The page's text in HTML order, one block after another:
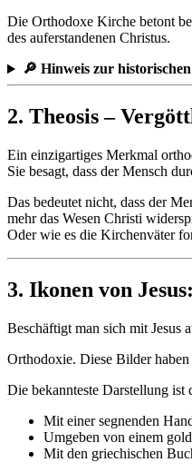
Die Orthodoxe Kirche betont
des auferstandenen Christus.
🔎 Hinweis zur
2. Theosis –
Ein einzigartiges Merkmal
Sie besagt, dass der Mensch
Das bedeutet nicht, dass der
mehr das Wesen Christi
Oder wie es die Kirchenväter
3. Ikonen von
Beschäftigt man sich mit Jesus
Orthodoxie. Diese Bilder
Die bekannteste Darstellung ist
Mit einer segnenden
Umgeben von einem
Mit den griechischen